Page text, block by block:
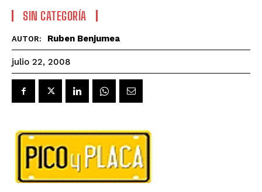
SIN CATEGORÍA
AUTOR: Ruben Benjumea
julio 22, 2008